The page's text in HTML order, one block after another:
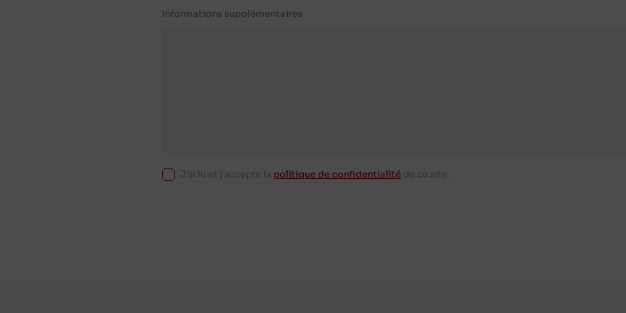
Informations supplémentaires
J'ai lu et j'accepte la politique de confidentialité de ce site.